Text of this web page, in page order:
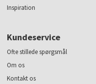
Inspiration
Kundeservice
Ofte stillede spørgsmål
Om os
Kontakt os